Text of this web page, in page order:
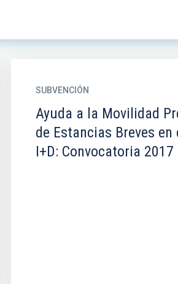
SUBVENCIÓN
Ayuda a la Movilidad
de Estancias Breves en
I+D: Convocatoria 2017